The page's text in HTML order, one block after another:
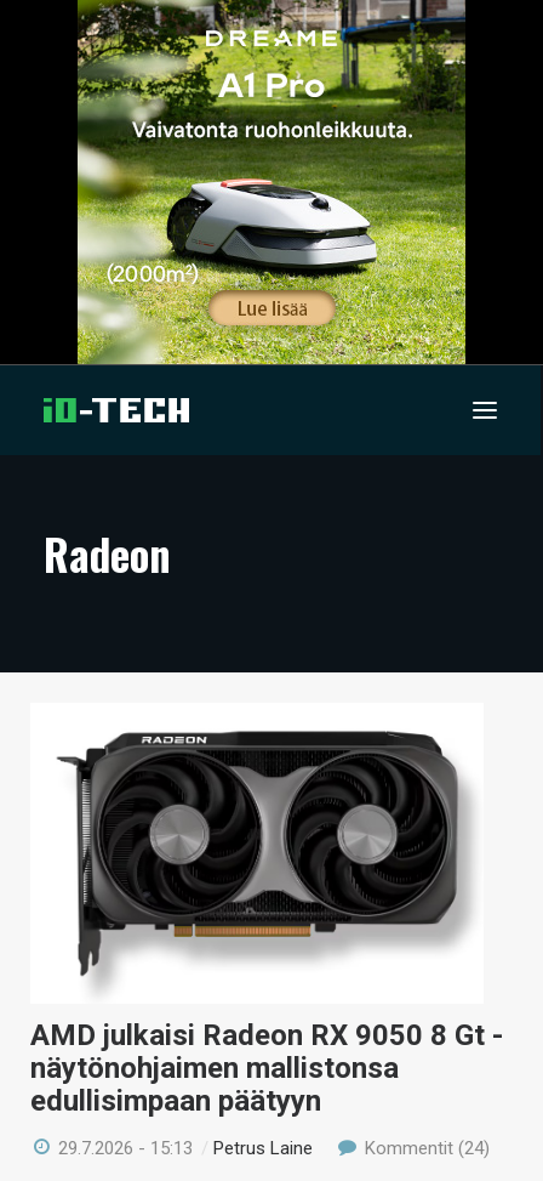
ARTIKKELIT
TECHBBS
HINTA.FI
KAUPPA
VAIHDA TEEMA
Radeon
AMD julkaisi Radeon RX 9050 8 Gt -
näytönohjaimen mallistonsa
edullisimpaan päätyyn
29.7.2026 - 15:13 /Petrus Laine Kommentit (24)